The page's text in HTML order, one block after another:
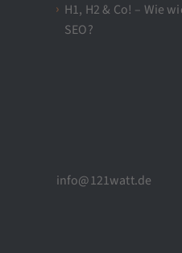
H1, H2 & Co! – Wie
SEO?
info@121watt.de